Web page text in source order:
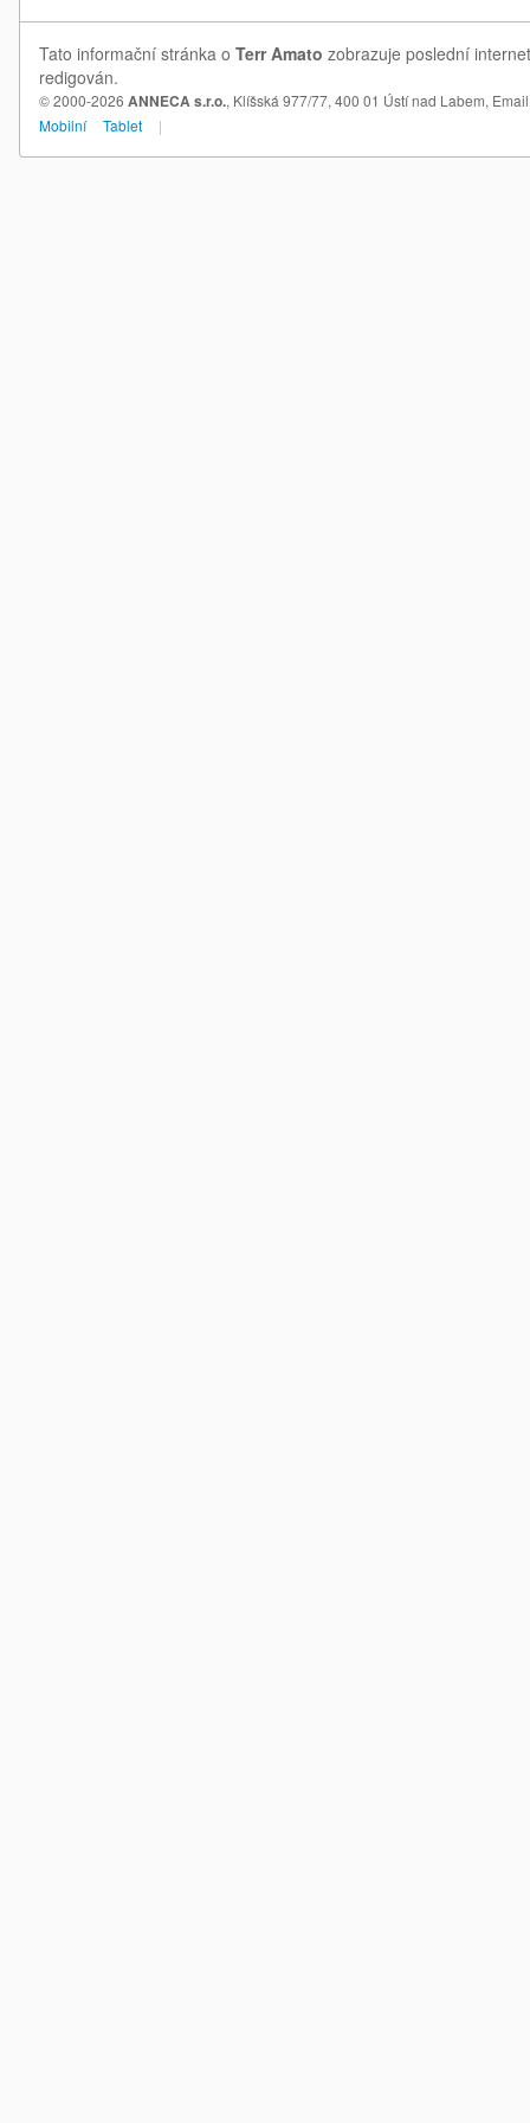
Tato informační stránka o Terr Amato zobrazuje poslední
redigován.
© 2000-2026 ANNECA s.r.o., Klíšská 977/77, 400 01 Ústí nad Labem,
Mobilní
Tablet |